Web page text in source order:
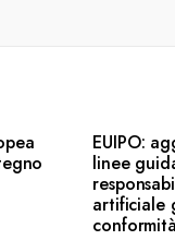
EUIPO:
linee
artificiale